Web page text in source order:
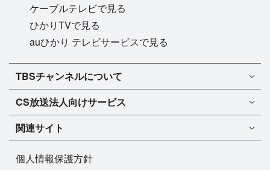
ケーブルテレビで見る
ひかりTVで見る
auひかり テレビサービスで見る
TBSチャンネル1
TBSチャンネル2
マンスリーガイド［PDF］
TBSチャンネルについて
TBSチャンネルについて
FAQ・よくあるご質問
インフォメーション
プレゼント
CS放送法人向けサービス
法人向けサービスについて
TBSチャンネル1
TBSチャンネル2
今月放送
ドラマ
バラエティ
音楽
関連サイト
BS-TBS
個人情報保護方針